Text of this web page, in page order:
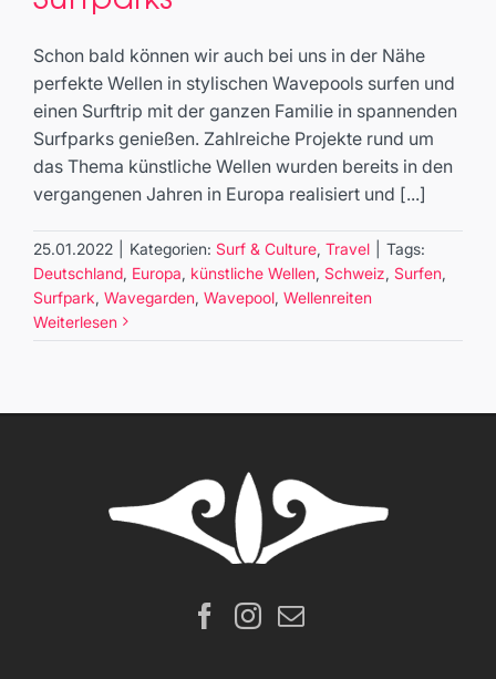
Surf & Culture Travel
Schon bald können wir auch bei uns in der Nähe
perfekte Wellen in stylischen Wavepools surfen und
einen Surftrip mit der ganzen Familie in spannenden
Surfparks genießen. Zahlreiche Projekte rund um
das Thema künstliche Wellen wurden bereits in den
vergangenen Jahren in Europa realisiert und [...]
25.01.2022 Kategorien: Surf & Culture, Travel
Tags:
Deutschland, Europa, künstliche Wellen, Schweiz, Surfen,
Surfpark, Wavegarden, Wavepool, Wellenreiten
Weiterlesen